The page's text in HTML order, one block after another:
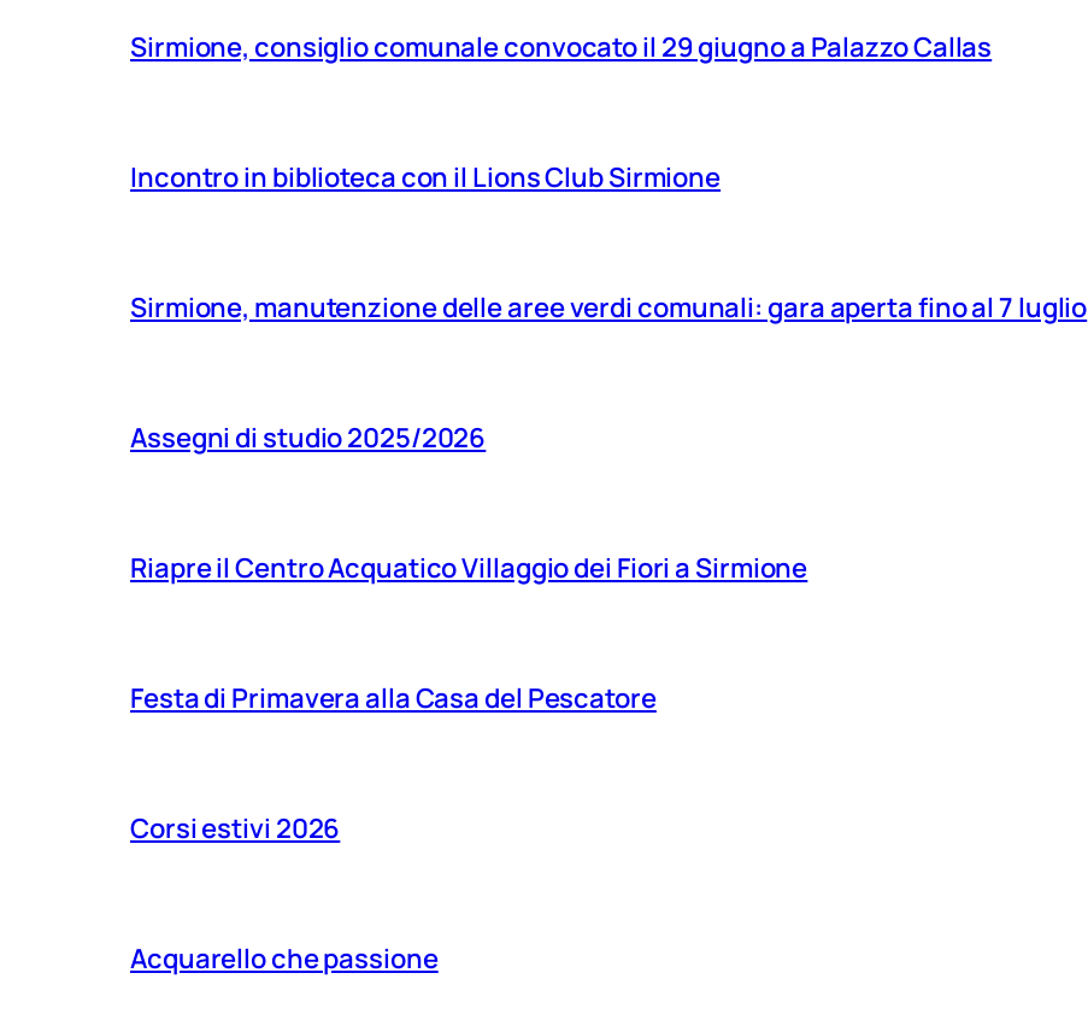
Sirmione, consiglio comunale convocato il 29 giugno a Palazzo Callas
Incontro in biblioteca con il Lions Club Sirmione
Sirmione, manutenzione delle aree verdi comunali: gara aperta fino al 7 luglio
Assegni di studio 2025/2026
Riapre il Centro Acquatico Villaggio dei Fiori a Sirmione
Festa di Primavera alla Casa del Pescatore
Corsi estivi 2026
Acquarello che passione